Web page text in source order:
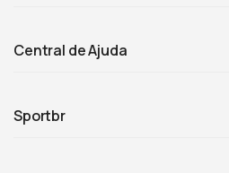
Central de Ajuda
Sportbr